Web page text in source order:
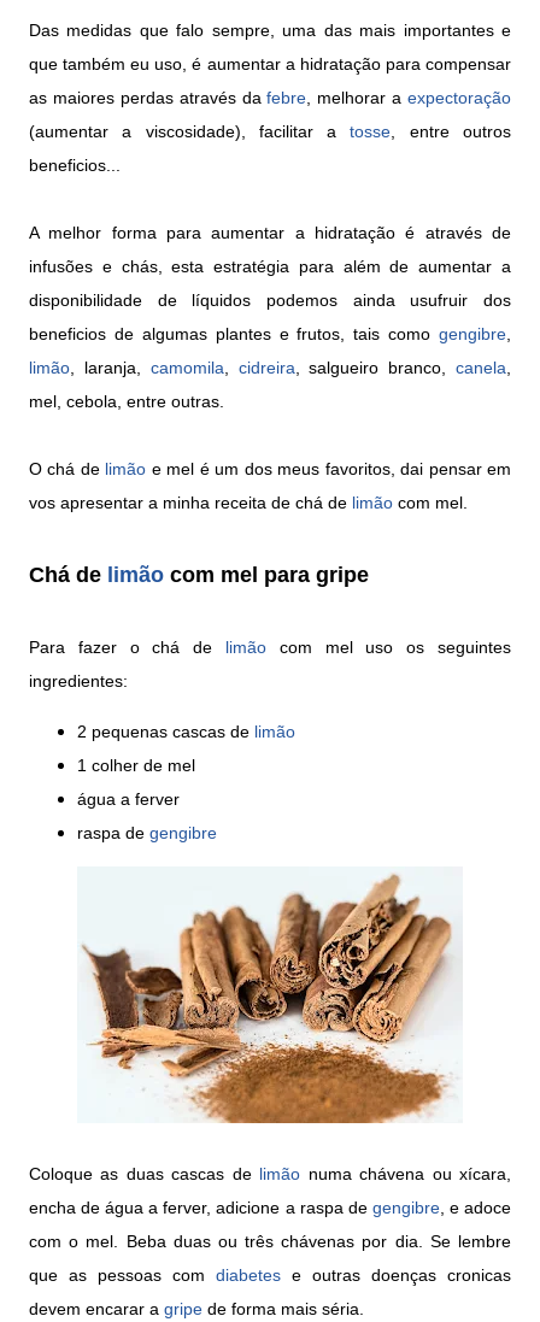
Das medidas que falo sempre, uma das mais importantes e
que também eu uso, é aumentar a hidratação para compensar
as maiores perdas através dafebre , melhorar a expectoração
(aumentar a viscosidade), facilitar atosse , entre outros
beneficios...
A melhor forma para aumentar a hidratação é através de
infusões e chás, esta estratégia para além de aumentar a
disponibilidade de líquidos podemos ainda usufruir dos
beneficios de algumas plantes e frutos, tais como gengibre
limão , laranja, camomila cidreira , salgueiro branco,canela
mel, cebola, entre outras.
O chá de limão e mel é um dos meus favoritos, dai pensar em
vos apresentar a minha receita de chá de limão com mel.
Chá de limão com mel para gripe
Para fazer o chá de limão com mel uso os seguintes
ingredientes:
2 pequenas cascas de limão
1 colher de mel
água a ferver
raspa de gengibre
Coloque as duas cascas de limão numa chávena ou xícara,
encha de água a ferver, adicione a raspa de gengibre, e adoce
com o mel. Beba duas ou três chávenas por dia. Se lembre
que as pessoas com diabetes e outras doenças cronicas
devem encarar a gripe de forma mais séria.